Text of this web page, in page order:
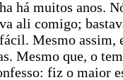
há muitos anos.
ali comigo;
Mesmo
Mesmo que, o
fiz o maior